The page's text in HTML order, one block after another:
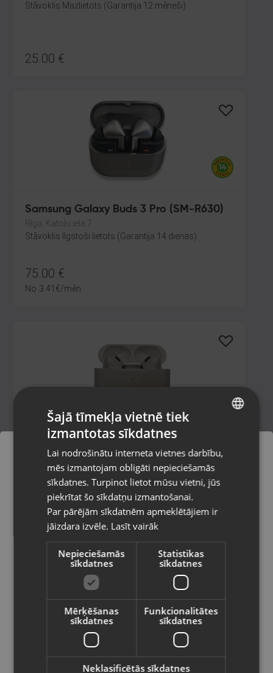
Stāvoklis Mazlietots (Garantija 12 mēneši)
25.00 €
Samsung Galaxy Buds 3 Pro (SM-R630)
Rīga, Katoļu iela 7
Stāvoklis Ilgstoši lietots (Garantija 14 dienas)
75.00 €
No 3.41 €/mēn.
Apple Airpods Pro 2nd gen A3047;
A3048; A2968
Kuldīga, Liepājas iela 9
Stāvoklis Ilgstoši lietots (Garantija 14 dienas)
120.00€
/mēn.
Soundcore Sleep A30
Pasūtījumi tiks piegādāti uz
izvēlēto valsti
Vietnes saturs būs attēlots izvēlētajā
valodā
Valsts
Latviešu / Latvian
RUSSIAN
Šajā tīmekļa vietnē tiek
izmantotas sīkdatnes
Lai nodrošinātu interneta vietnes darbību,
mēs izmantojam obligāti nepieciešamās
sīkdatnes. Turpinot lietot mūsu vietni, jūs
piekrītat šo sīkdatņu izmantošanai.
Par pārējām sīkdatnēm apmeklētājiem ir
jāizdara izvēle. Lasīt vairāk
Nepieciešamās
sīkdatnes
Statistikas
sīkdatnes
Mērķēšanas
sīkdatnes
Funkcionalitātes
sīkdatnes
Neklasificētās sīkdatnes